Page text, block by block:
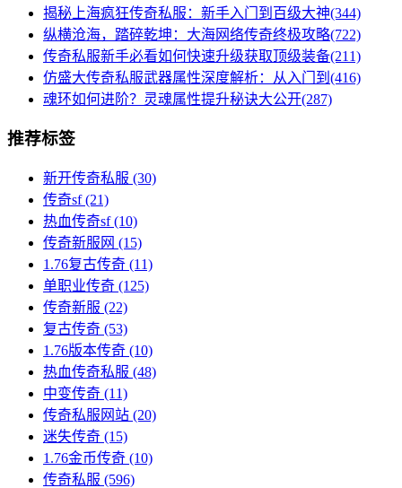
揭秘上海疯狂传奇私服：新手入门到百级大神(344)
纵横沧海，踏碎乾坤：大海网络传奇终极攻略(722)
传奇私服新手必看如何快速升级获取顶级装备(211)
仿盛大传奇私服武器属性深度解析：从入门到(416)
魂环如何进阶？灵魂属性提升秘诀大公开(287)
推荐标签
新开传奇私服 (30)
传奇sf(21)
热血传奇sf(10)
传奇新服网 (15)
1.76复古传奇 (11)
单职业传奇 (125)
传奇新服 (22)
复古传奇 (53)
1.76版本传奇 (10)
热血传奇私服 (48)
中变传奇 (11)
传奇私服网站 (20)
迷失传奇 (15)
1.76金币传奇 (10)
传奇私服 (596)